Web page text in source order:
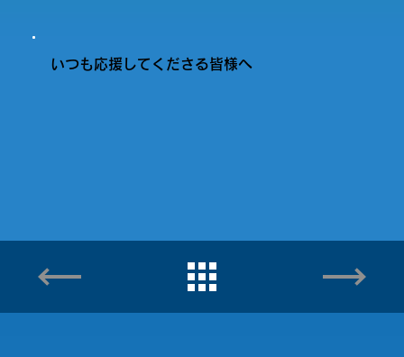
いつも応援してくださる皆様へ